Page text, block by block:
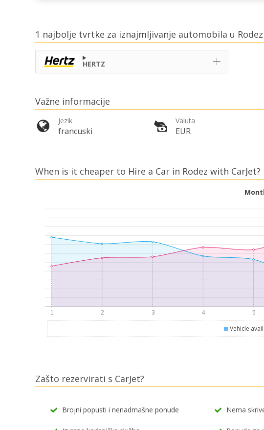
1 najbolje tvrtke za iznajmljivanje automobila u
HERTZ
Važne informacije
Jezik
francuski
Valuta
EUR
When is it cheaper to Hire a Car in Rodez with CarJet?
Vehicle
Zašto rezervirati s CarJet?
Brojni popusti i nenadmašne ponude Nema